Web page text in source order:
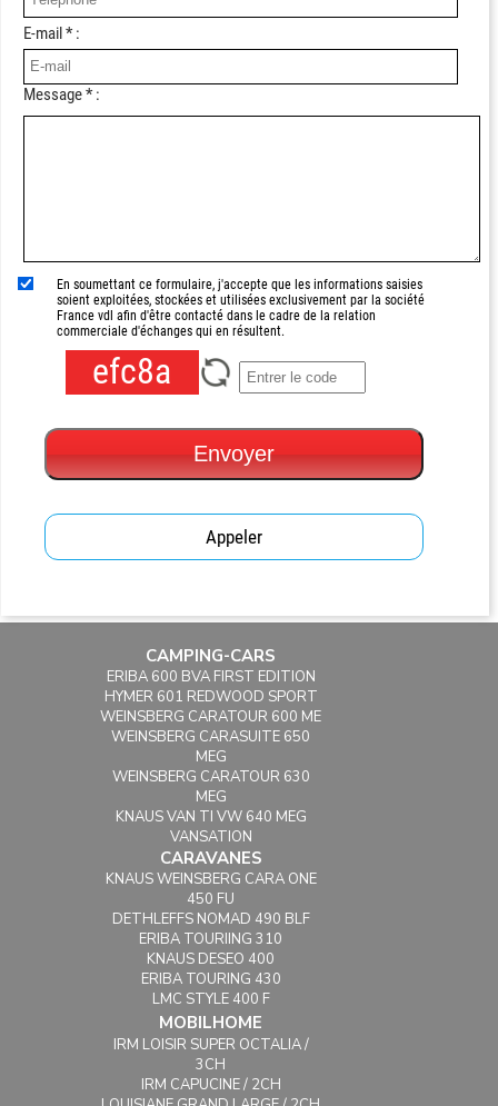
E-mail * :
Message * :
En soumettant ce formulaire, j'accepte que les informations saisies
soient exploitées, stockées et utilisées exclusivement par la société
France vdl afin d'être contacté dans le cadre de la relation
commerciale d'échanges qui en résultent.
efc8a
Envoyer
Appeler
CAMPING-CARS
ERIBA 600 BVA FIRST EDITION
HYMER 601 REDWOOD SPORT
WEINSBERG CARATOUR 600 ME
WEINSBERG CARASUITE 650
MEG
WEINSBERG CARATOUR 630
MEG
KNAUS VAN TI VW 640 MEG
VANSATION
CARAVANES
KNAUS WEINSBERG CARA ONE
450 FU
DETHLEFFS NOMAD 490 BLF
ERIBA TOURIING 310
KNAUS DESEO 400
ERIBA TOURING 430
LMC STYLE 400 F
MOBILHOME
IRM LOISIR SUPER OCTALIA /
3CH
IRM CAPUCINE / 2CH